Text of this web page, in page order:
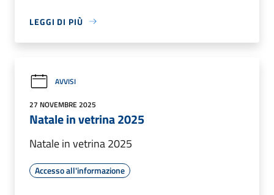
LEGGI DI PIÙ
AVVISI
27 NOVEMBRE 2025
Natale in vetrina 2025
Natale in vetrina 2025
Accesso all'informazione